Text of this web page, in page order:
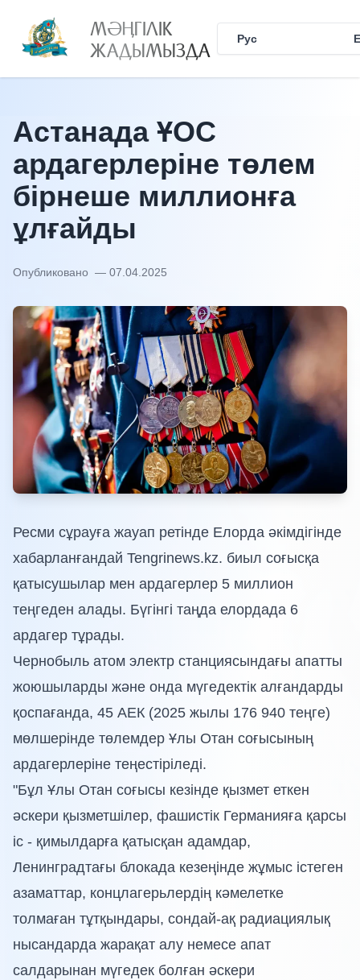
МӘҢГІЛІК
ЖАДЫМЫЗДА Рус
Астанада ҰОС
ардагерлеріне төлем
бірнеше миллионға
ұлғайды
Опубликовано — 07.04.2025
Ресми сұрауға жауап ретінде Елорда әкімдігінде
хабарланғандай Tengrinews.kz. биыл соғысқа
қатысушылар мен ардагерлер 5 миллион
теңгеден алады. Бүгінгі таңда елордада 6
ардагер тұрады.
Чернобыль атом электр станциясындағы апатты
жоюшыларды және онда мүгедектік алғандарды
қоспағанда, 45 АЕК (2025 жылы 176 940 теңге)
мөлшерінде төлемдер Ұлы Отан соғысының
ардагерлеріне теңестіріледі.
"Бұл Ұлы Отан соғысы кезінде қызмет еткен
әскери қызметшілер, фашистік Германияға қарсы
іс - қимылдарға қатысқан адамдар,
Ленинградтағы блокада кезеңінде жұмыс істеген
азаматтар, концлагерьлердің кәмелетке
толмаған тұтқындары, сондай-ақ радиациялық
нысандарда жарақат алу немесе апат
салдарынан мүгедек болған әскери